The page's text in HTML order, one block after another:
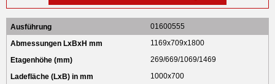
01600555
1169x709x1800
269/669/1069/1469
1000x700